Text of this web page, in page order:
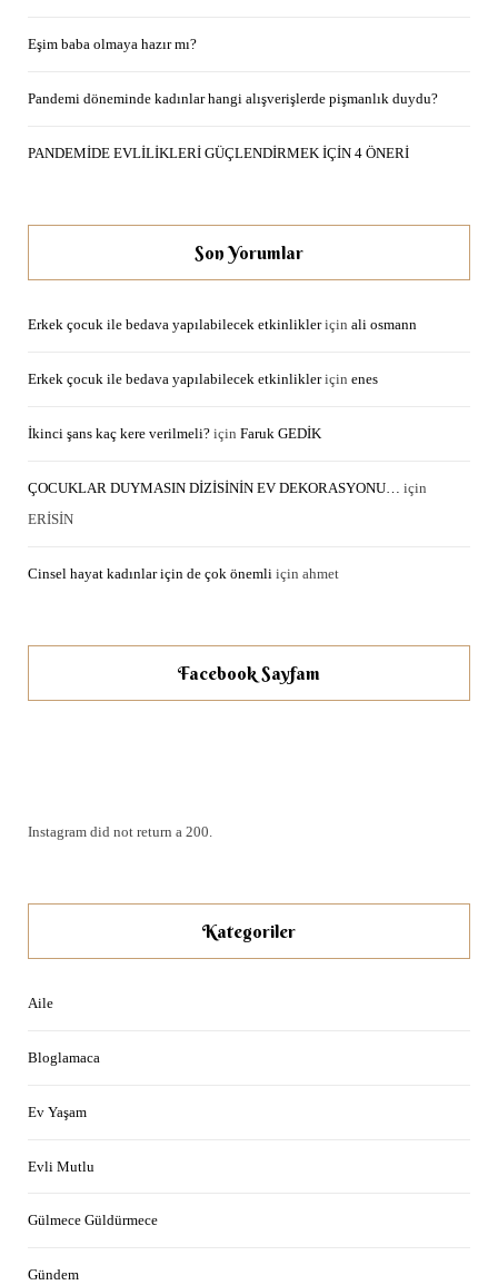
Eşim baba olmaya hazır mı?
Pandemi döneminde kadınlar hangi alışverişlerde pişmanlık duydu?
PANDEMİDE EVLİLİKLERİ GÜÇLENDİRMEK İÇİN 4 ÖNERİ
Son Yorumlar
Erkek çocuk ile bedava yapılabilecek etkinlikleriçin ali osmann
Erkek çocuk ile bedava yapılabilecek etkinlikleriçin enes
İkinci şans kaç kere verilmeli? için Faruk GEDİK
ÇOCUKLAR DUYMASIN DİZİSİNİN EV DEKORASYONU…
için
ERİSİN
Cinsel hayat kadınlar için de çok önemli için ahmet
Facebook Sayfam
Instagram did not return a 200.
Kategoriler
Aile
Bloglamaca
Ev Yaşam
Evli Mutlu
Gülmece Güldürmece
Gündem